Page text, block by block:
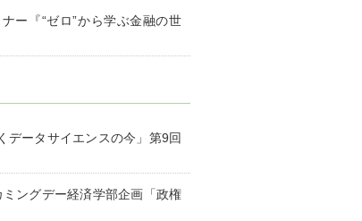
ー『“ゼロ”から学ぶ金融の世
データサイエンスの今」第9回
ングデー経済学部企画「政権